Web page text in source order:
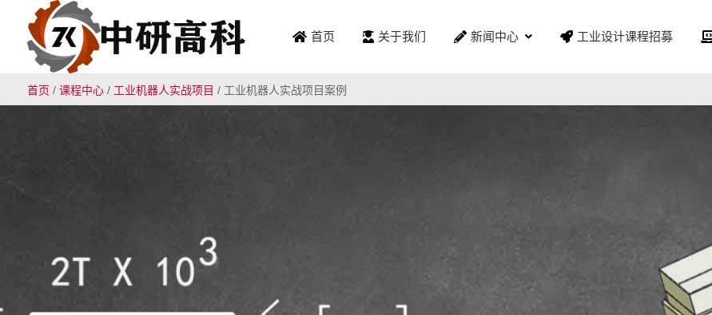
首页 关于我们 新闻中心 工业设计课程招募
首页 / 课程中心/ 工业机器人实战项目 / 工业机器人实战项目案例